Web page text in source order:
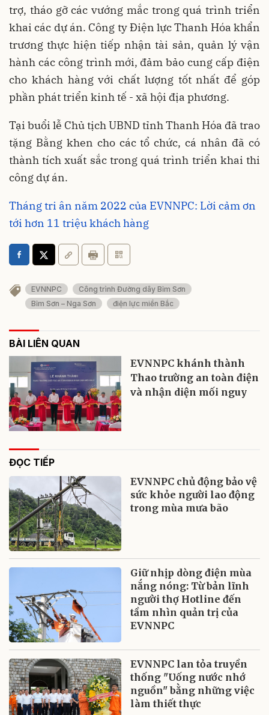
trợ, tháo gỡ các vướng mắc trong quá trình triển
khai các dự án. Công ty Điện lực Thanh Hóa khẩn
trương thực hiện tiếp nhận tài sản, quản lý vận
hành các công trình mới, đảm bảo cung cấp điện
cho khách hàng với chất lượng tốt nhất để góp
phần phát triển kinh tế - xã hội địa phương.
Tại buổi lễ Chủ tịch UBND tỉnh Thanh Hóa đã trao
tặng Bằng khen cho các tổ chức, cá nhân đã có
thành tích xuất sắc trong quá trình triển khai thi
công dự án.
Tháng tri ân năm 2022 của EVNNPC: Lời cảm ơn
tới hơn 11 triệu khách hàng
EVNNPC
Công trình Đường dây Bỉm Sơn
Bỉm Sơn – Nga Sơn
điện lực miền Bắc
BÀI LIÊN QUAN
EVNNPC khánh thành
Thao trường an toàn điện
và nhận diện mối nguy
ĐỌC TIẾP
EVNNPC chủ động bảo vệ
sức khỏe người lao động
trong mùa mưa bão
Giữ nhịp dòng điện mùa
nắng nóng: Từ bản lĩnh
người thợ Hotline đến
tầm nhìn quản trị của
EVNNPC
EVNNPC lan tỏa truyền
thống "Uống nước nhớ
nguồn" bằng những việc
làm thiết thực